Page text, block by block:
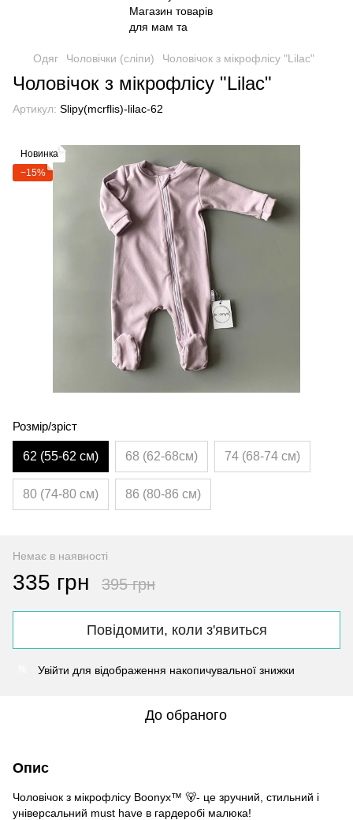
Одяг Чоловічки (сліпи) Чоловічок з мікрофлісу "Lilac"
Чоловічок з мікрофлісу "Lilac"
Артикул: Slipy(mcrflis)-lilac-62
Новинка
−15%
Розмір/зріст
62 (55-62 см) 68 (62-68см) 74 (68-74 см)
80 (74-80 см) 86 (80-86 см)
Немає в наявності
335 грн 395 грн
Повідомити, коли з'явиться
Увійти для відображення накопичувальної знижки
До обраного
Опис
Чоловічок з мікрофлісу Boonyx™ 🐻- це зручний, стильний і
універсальний must have в гардеробі малюка!